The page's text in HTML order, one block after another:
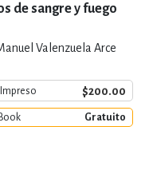
Y RELIGIÓN
Y
de sangre y fuego
Valenzuela Arce
Impreso $200.00
Gratuito